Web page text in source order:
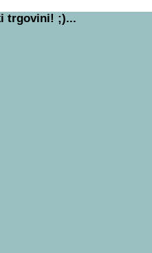
trgovini! ;)...